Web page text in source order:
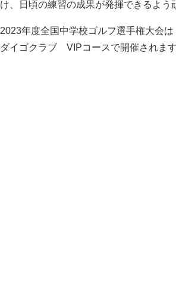
け、日頃の練習の成果が発揮できるよう
2023年度全国中学校ゴルフ選手権大会
ダイゴクラブ VIPコースで開催されます